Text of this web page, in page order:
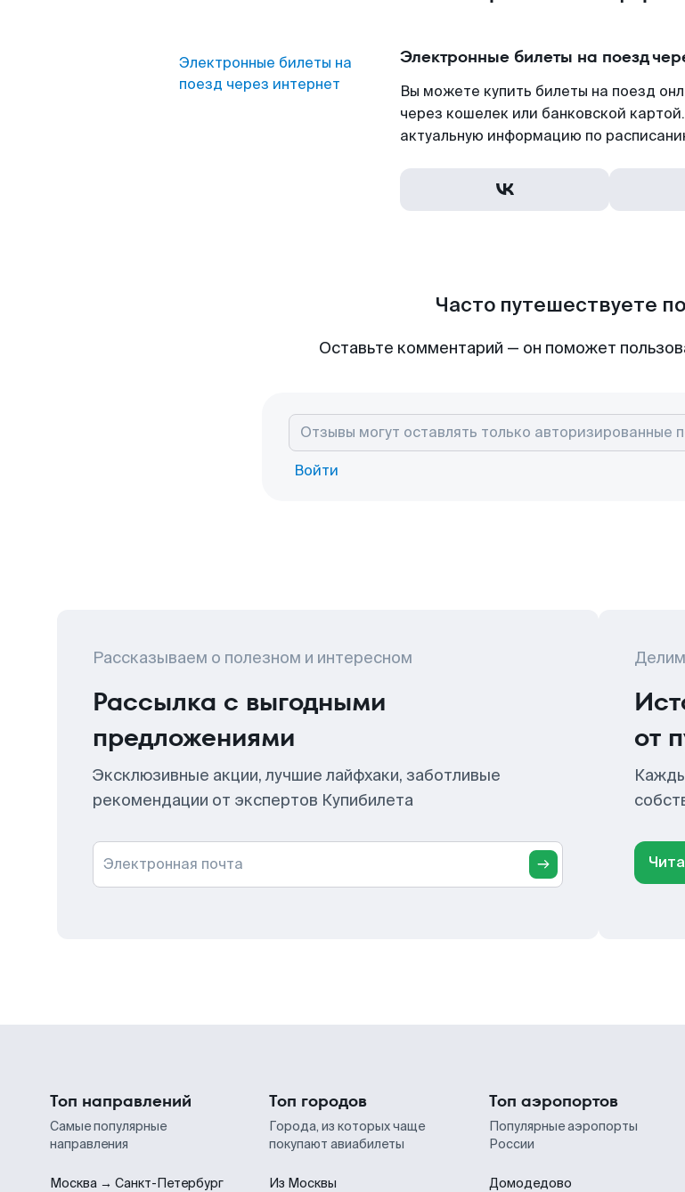
Электронные билеты на
поезд через интернет
Электронные билеты на поезд
Вы можете купить билеты на поезд
через кошелек или банковской
актуальную информацию по
Часто путешествуете
Оставьте комментарий — он поможет
Войти
Рассказываем о полезном и интересном
Рассылка с выгодными
предложениями
Эксклюзивные акции, лучшие лайфхаки, заботливые
рекомендации от экспертов Купибилета
Электронная почта
от
Топ направлений
Самые популярные
направления
Москва → Санкт-Петербург
Топ городов
Города, из которых чаще
покупают авиабилеты
Из Москвы
Топ аэропортов
Популярные аэропорты
России
Домодедово